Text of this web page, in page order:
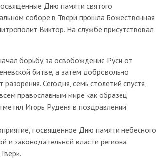
Дню памяти святого
соборе в Твери прошла Божественная
Виктор. На службе присутствовал
борьбу за освобождение Руси от
битве, а затем добровольно
Сегодня, семь столетий спустя,
православным мире как образец
Игорь Руденя в поздравлении
посвященное Дню памяти небесного
и законодательной власти региона,